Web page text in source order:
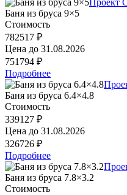
Баня из бруса 9×5
Стоимость
782517 ₽
Цена до 31.08.2026
751794 ₽
Подробнее
Баня из бруса 6.4×4.8
Стоимость
339127 ₽
Цена до 31.08.2026
326726 ₽
Подробнее
Баня из бруса 7.8×3.2
Стоимость